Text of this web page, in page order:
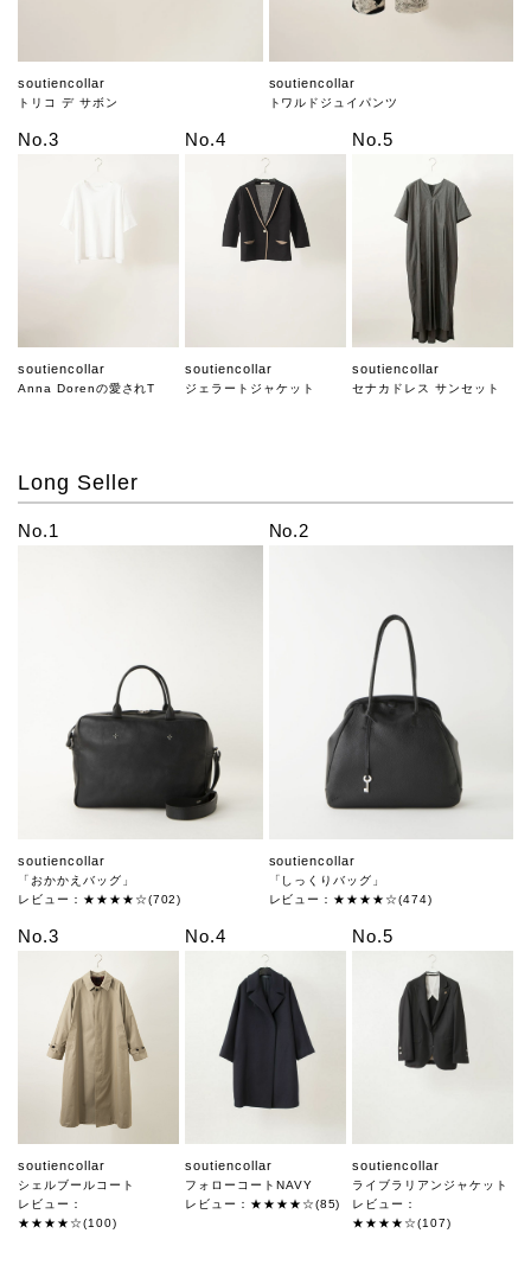
soutiencollar
トリコ デ サボン
soutiencollar
トワルドジュイパンツ
No.3
soutiencollar
Anna Dorenの愛されT
No.4
soutiencollar
ジェラートジャケット
No.5
soutiencollar
セナカドレス サンセット
Long Seller
No.1
soutiencollar
「おかかえバッグ」
レビュー：★★★★☆(702)
No.2
soutiencollar
「しっくりバッグ」
レビュー：★★★★☆(474)
No.3
soutiencollar
シェルブールコート
レビュー：
★★★★☆(100)
No.4
soutiencollar
フォローコートNAVY
レビュー：★★★★☆(85)
No.5
soutiencollar
ライブラリアンジャケット
レビュー：
★★★★☆(107)